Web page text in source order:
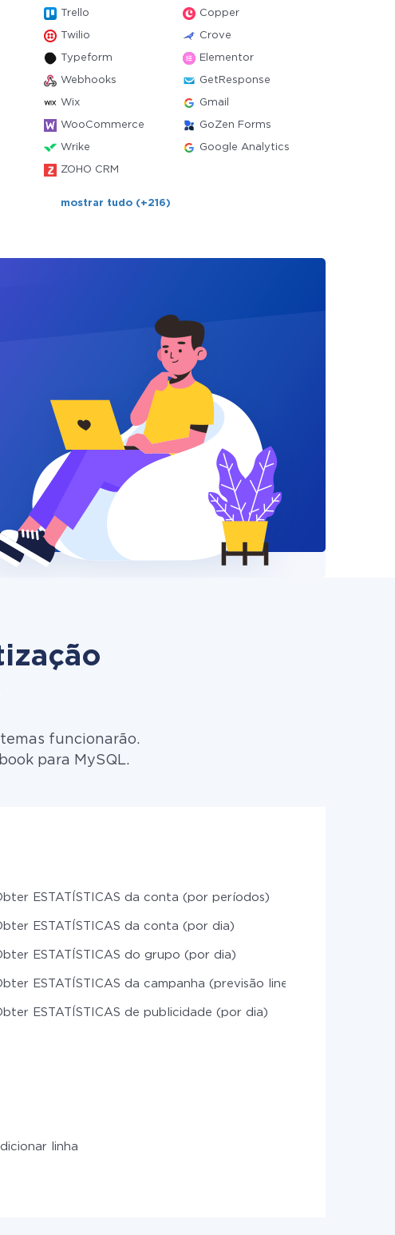
Trello Copper
Twilio Crove
Typeform Elementor
Webhooks GetResponse
Wix Gmail
WooCommerce GoZen Forms
Wrike Google Analytics
ZOHO CRM
mostrar tudo (+216)
funcionarão.
para MySQL.
ESTATÍSTICAS da conta (por períodos)
ESTATÍSTICAS da conta (por dia)
ESTATÍSTICAS do grupo (por dia)
ESTATÍSTICAS da campanha (previsão linear)
ESTATÍSTICAS de publicidade (por dia)
linha